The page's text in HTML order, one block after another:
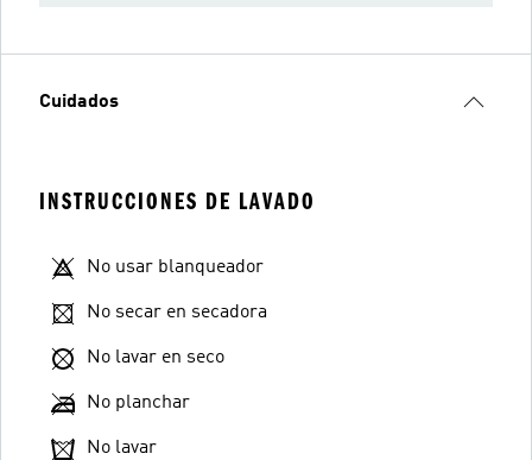
Cuidados
INSTRUCCIONES DE LAVADO
No usar blanqueador
No secar en secadora
No lavar en seco
No planchar
No lavar